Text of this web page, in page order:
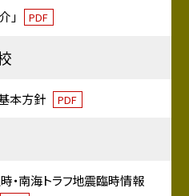
」 PDF
本方針 PDF
・南海トラフ地震臨時情報